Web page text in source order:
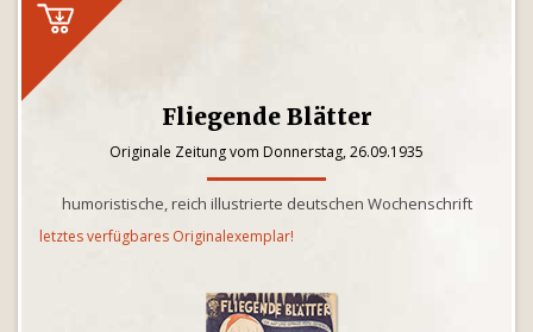
Fliegende Blätter
Originale Zeitung vom Donnerstag, 26.09.1935
humoristische, reich illustrierte deutschen Wochenschrift
letztes verfügbares Originalexemplar!